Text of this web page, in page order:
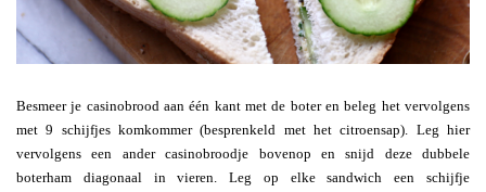
Besmeer je casinobrood aan één kant met de boter en beleg het vervolgens
met 9 schijfjes komkommer (besprenkeld met het citroensap). Leg hier
vervolgens een ander casinobroodje bovenop en snijd deze dubbele
boterham diagonaal in vieren. Leg op elke sandwich een schijfje